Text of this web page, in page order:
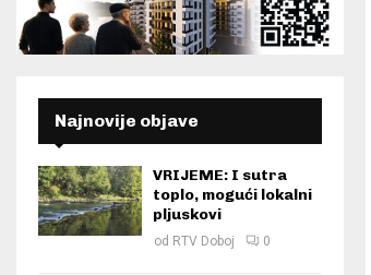
Najnovije objave
VRIJEME: I sutra
toplo, mogući lokalni
pljuskovi
od RTV Doboj 0